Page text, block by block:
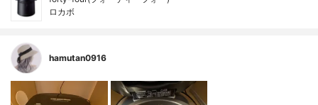
ロカボ
hamutan0916